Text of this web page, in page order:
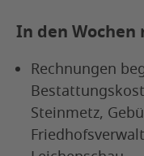
In den Wochen
Rechnungen
Steinmetz,